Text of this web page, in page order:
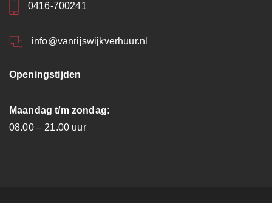
0416-700241
info@vanrijswijkverhuur.nl
Openingstijden
Maandag t/m zondag:
08.00 – 21.00 uur